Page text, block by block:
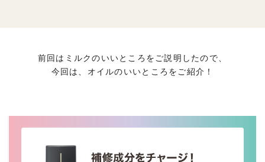
前回はミルクのいいところをご説明したので、
今回は、オイルのいいところをご紹介！